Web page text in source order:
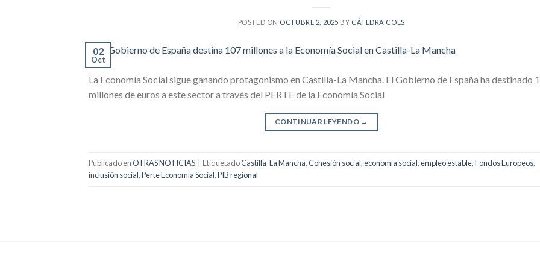
POSTED ON OCTUBRE 2, 2025 BY CÁTEDRA COES
02
Oct
La Economía Social sigue ganando protagonismo en Castilla-La Mancha. El Gobierno de España ha destinado
millones de euros a este sector a través del PERTE de la Economía Social
CONTINUAR LEYENDO →
Publicado enOTRAS NOTICIAS EtiquetadoCastilla-La Mancha,Cohesión social,economía social,empleo estable,Fondos Europeos,
inclusión social,Perte Economía Social,PIB regional